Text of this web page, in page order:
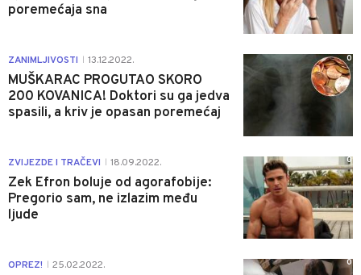
poremećaja sna
ZANIMLJIVOSTI 13.12.2022.
MUŠKARAC PROGUTAO SKORO
200 KOVANICA! Doktori su ga jedva
spasili, a kriv je opasan poremećaj
0
ZVIJEZDE I TRAČEVI 18.09.2022.
Zek Efron boluje od agorafobije:
Pregorio sam, ne izlazim među
ljude
0
OPREZ! 25.02.2022. 0